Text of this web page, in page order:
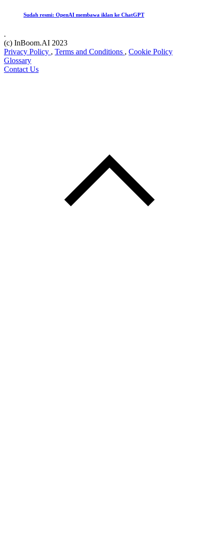
Sudah resmi: OpenAI membawa iklan ke ChatGPT
.
(c) InBoom.AI 2023
Privacy Policy , Terms and Conditions , Cookie Policy
Glossary
Contact Us